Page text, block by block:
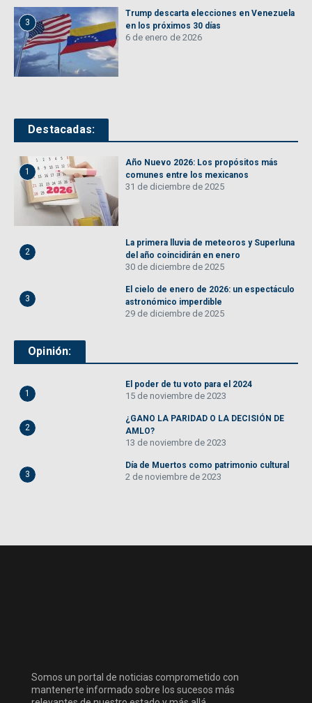
3
Trump descarta elecciones en Venezuela
en los próximos 30 días
6 de enero de 2026
Destacadas:
1
Año Nuevo 2026: Los propósitos más
comunes entre los mexicanos
31 de diciembre de 2025
2
La primera lluvia de meteoros y Superluna
del año coincidirán en enero
30 de diciembre de 2025
3
El cielo de enero de 2026: un espectáculo
astronómico imperdible
29 de diciembre de 2025
Opinión:
1
El poder de tu voto para el 2024
15 de noviembre de 2023
2
¿GANO LA PARIDAD O LA DECISIÓN DE
AMLO?
13 de noviembre de 2023
3
Día de Muertos como patrimonio cultural
2 de noviembre de 2023
Somos un portal de noticias comprometido con
mantenerte informado sobre los sucesos más